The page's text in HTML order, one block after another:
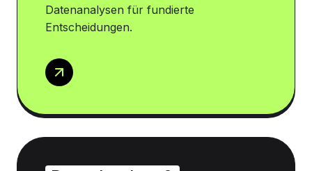
Datenanalysen für fundierte
Entscheidungen.